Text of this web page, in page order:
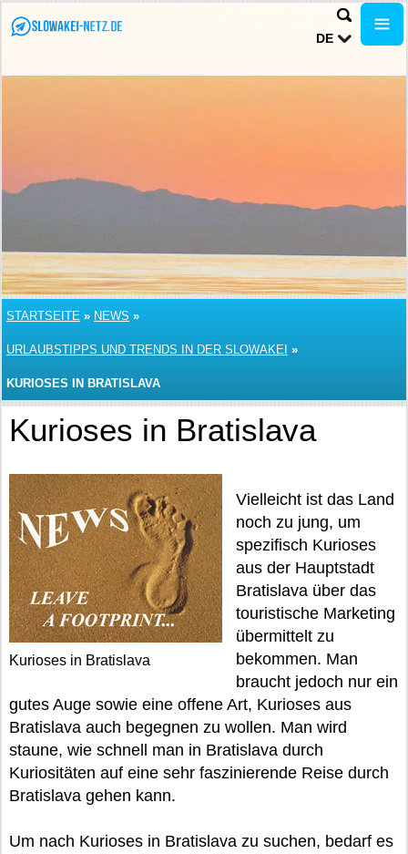
DE
STARTSEITE » NEWS »
URLAUBSTIPPS UND TRENDS IN DER SLOWAKEI »
KURIOSES IN BRATISLAVA
Kurioses in Bratislava
Kurioses in Bratislava
Vielleicht ist das Land
noch zu jung, um
spezifisch Kurioses
aus der Hauptstadt
Bratislava über das
touristische Marketing
übermittelt zu
bekommen. Man
braucht jedoch nur ein
gutes Auge sowie eine offene Art, Kurioses aus
Bratislava auch begegnen zu wollen. Man wird
staune, wie schnell man in Bratislava durch
Kuriositäten auf eine sehr faszinierende Reise durch
Bratislava gehen kann.
Um nach Kurioses in Bratislava zu suchen, bedarf es